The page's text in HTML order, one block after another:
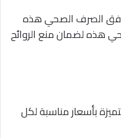
الصرف الصحي هذه
هذه لضمان منع الروائح
بأسعار مناسبة لكل